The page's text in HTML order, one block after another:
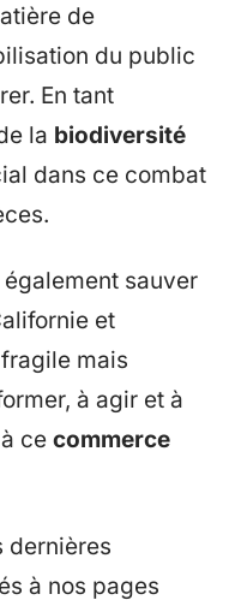
de
du public
En tant
la biodiversité
dans ce combat
également sauver
et
mais
à agir et à
ce commerce
dernières
à nos pages